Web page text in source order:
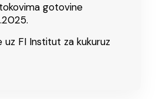
gotovine
uz FI Institut za kukuruz